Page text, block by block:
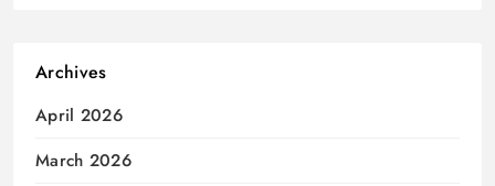
Archives
April 2026
March 2026